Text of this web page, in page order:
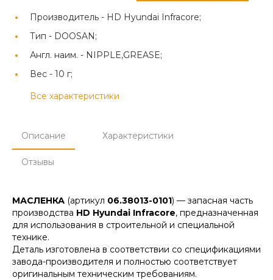
Производитель - HD Hyundai Infracore;
Тип - DOOSAN;
Англ. наим. - NIPPLE,GREASE;
Вес - 10 г;
Все характеристики
Описание Характеристики
Отзывы
МАСЛЕНКА (артикул 06.38013-0101) — запасная часть
производства HD Hyundai Infracore, предназначенная
для использования в строительной и специальной
технике.
Деталь изготовлена в соответствии со спецификациями
завода-производителя и полностью соответствует
оригинальным техническим требованиям.